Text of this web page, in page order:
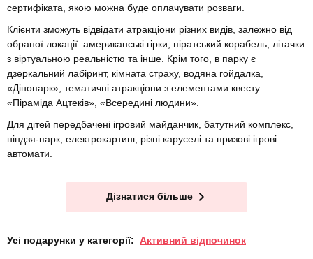
сертифіката, якою можна буде оплачувати розваги.
Клієнти зможуть відвідати атракціони різних видів, залежно від
обраної локації: американські гірки, піратський корабель, літачки
з віртуальною реальністю та інше. Крім того, в парку є
дзеркальний лабіринт, кімната страху, водяна гойдалка,
«Дінопарк», тематичні атракціони з елементами квесту —
«Піраміда Ацтеків», «Всередині людини».
Для дітей передбачені ігровий майданчик, батутний комплекс,
ніндзя-парк, електрокартинг, різні каруселі та призові ігрові
автомати.
Дізнатися більше
Усі подарунки у категорії: Активний відпочинок